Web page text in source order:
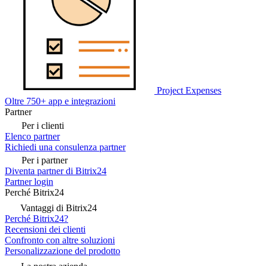
Project Expenses
Oltre 750+ app e integrazioni
Partner
Per i clienti
Elenco partner
Richiedi una consulenza partner
Per i partner
Diventa partner di Bitrix24
Partner login
Perché Bitrix24
Vantaggi di Bitrix24
Perché Bitrix24?
Recensioni dei clienti
Confronto con altre soluzioni
Personalizzazione del prodotto